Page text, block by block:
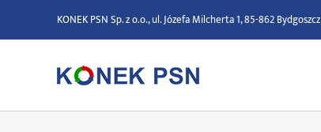
zawartości
KONEK PSN Sp. z o.o., ul. Józefa Milcherta 1, 85-862 Bydgoszcz